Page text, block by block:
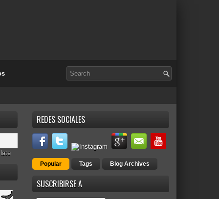
REDES SOCIALES
Popular Tags Blog Archives
SUSCRIBIRSE A